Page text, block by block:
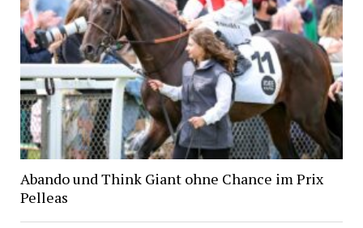
Abando und Think Giant ohne Chance im Prix
Pelleas